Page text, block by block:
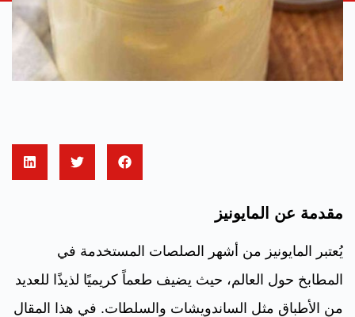
مقدمة عن المايونيز
يُعتبر المايونيز من أشهر الصلصات المستخدمة في
المطابخ حول العالم، حيث يضيف طعماً كريميًا لذيذًا للعديد
من الأطباق مثل الساندويشات والسلطات. في هذا المقال